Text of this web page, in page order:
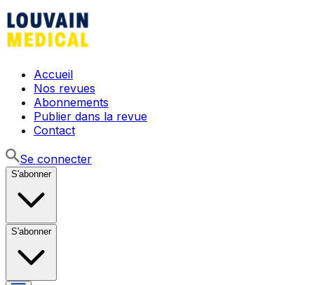
Accueil
Nos revues
Abonnements
Publier dans la revue
Contact
Se connecter
S'abonner
S'abonner